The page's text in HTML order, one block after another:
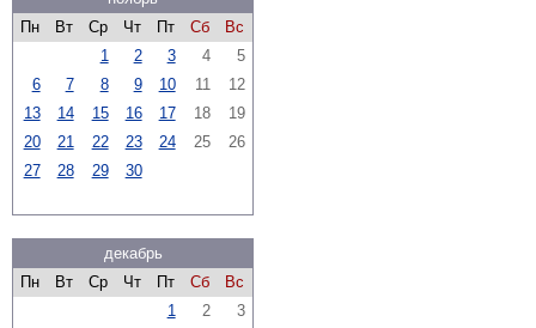
Пн
Вт Ср Чт Пт Сб
Вс
1
2 3 4
5
6
7 8 9 10 11
12
13
14 15 16 17 18
19
20
21 22 23 24 25
26
27
28 29 30
декабрь
Пн
Вт Ср Чт Пт Сб
Вс
1
2
3